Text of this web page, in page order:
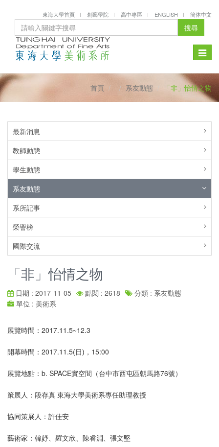
東海大學首頁 創藝學院 高中專區 ENGLISH 簡体中文
搜尋
Toggle
首頁 系友動態 「非」怡情之物
最新消息
教師動態
學生動態
系友動態
系所記事
榮譽榜
國際交流
「非」怡情之物
日期 : 2017-11-05 點閱 : 2618
分類 : 系友動態
單位 : 美術系
展覽時間：2017.11.5~12.3
開幕時間：2017.11.5(日)，15:00
展覽地點：b. SPACE實空間（台中市西屯區朝馬路76號）
策展人：段存真 東海大學美術系專任助理教授
協同策展人：許佳安
藝術家：韓妤、羅文欣、陳睿淵、張文堅